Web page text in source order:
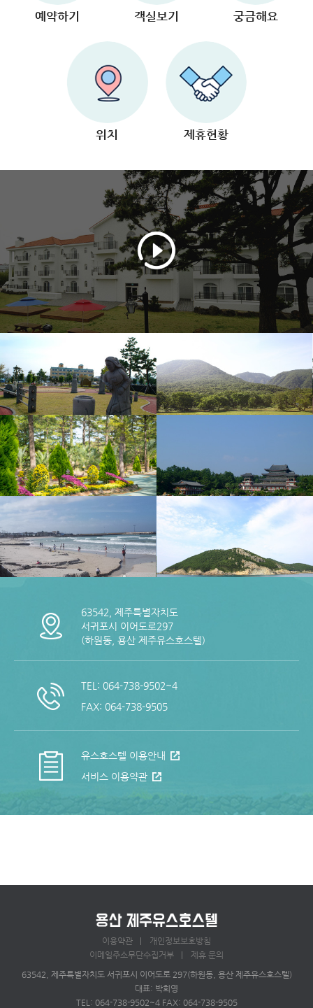
예약하기 객실보기 궁금해요
위치 제휴현황
63542, 제주특별자치도
서귀포시 이어도로297
(하원동, 용산 제주유스호스텔)
TEL: 064-738-9502~4
FAX: 064-738-9505
유스호스텔 이용안내
서비스 이용약관
이용약관
개인정보보호방침
이메일주소무단수집거부
제휴 문의
63542, 제주특별자치도 서귀포시 이어도로 297(하원동, 용산 제주유스호스텔)
대표: 박희영
TEL: 064-738-9502~4 FAX: 064-738-9505